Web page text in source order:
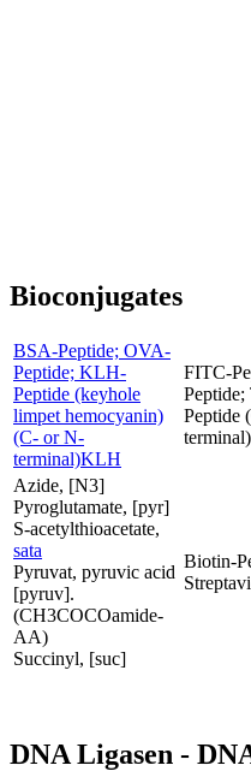
Bioconjugates
BSA-Peptide; OVA-
Peptide; KLH-
Peptide (keyhole
limpet hemocyanin)
(C- or N-
terminal)KLH
FITC-
Peptide
terminal)
Azide, [N3]
Pyroglutamate, [pyr]
S-acetylthioacetate,
sata
Pyruvat, pyruvic acid
[pyruv].
(CH3COCOamide-
AA)
Succinyl, [suc]
Biotin-
DNA Ligasen -